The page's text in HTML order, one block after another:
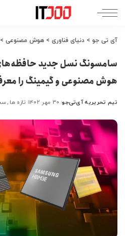
آی تی جو > دنیای فناوری > هوش مصنوعی >
سامسونگ نسل جدید حافظه‌های
هوش مصنوعی و گیمینگ را
ارسال
توسط
تیم تحریریه آی‌تی‌جو ۳۰ مهر ۱۴۰۲ تازه ها